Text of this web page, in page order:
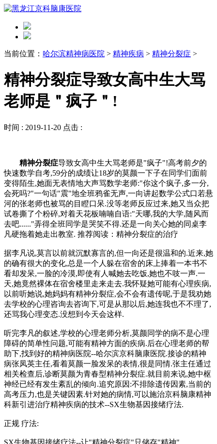
当前位置： 哈尔滨精神病医院 > 精神疾病 > 精神分裂症 >
精神分裂症导致女高中生大骂
老师是＂疯子＂!
时间 : 2019-11-20 点击 :
精神分裂症导致女高中生大骂老师是"疯子"!高考前夕的
快速数学自考,59分的成绩让18岁的莫颜一下子在同学们面前
变得陌生,她面无表情地大声骂数学老师:"你这个疯子,多一分,
会死吗?"一句话"震"地全班鸦雀无声,一向讲起数学公式口若悬
河的张老师也被骂的目瞪口呆.没等老师反应过来,她又当众把
试卷撕了个粉碎,对着天花板喃喃自语:"天哪,我的大学,随风而
去吧......"弄得全班同学是哭笑不得.还是一向关心她的同桌李
凡硬拖着她走出教室. 推荐阅读：精神分裂症的治疗
据李凡说,莫言以前就沉默寡言的,但一向还是很温和的.近来,她
的确有很大的变化,总是一个人躲在宿舍的床上捧着一本书不
看却发呆,一脸的冷漠,即使有人喊她去吃饭,她也不吱一声.一
天,她竟然裸体在宿舍楼里走来走去.我怀疑她可能有心理疾病,
以前听她说,她妈妈有精神分裂症,会不会有遗传呢,于是我劝她
去学校的心理咨询去咨询下,可是从那以后,她连我也不不理了,
还骂我心理变态.没想到今天会这样.
听完李凡的叙述,学校的心理老师分析,莫颜同学的病不是心理
障碍的简单性问题,可能有精神方面的疾病.后在心理老师的帮
助下,找到好的精神病医院--哈尔滨京科脑康医院.接诊的精神
病张凤英主任,看着莫颜一脸发呆的表情,很是同情.张主任通过
相关检查后,诊断莫颜为青春型精神分裂症.就目前来说,她中枢
神经已经有发生紊乱的倾向.追究原因:不排除遗传因素,当前的
高考压力,也是关键因素.针对她的病情,可以施治京科脑康精神
科新引进治疗精神疾病的技术--SX生物基因接绪疗法.
正规 疗法:
SX生物基因接绪疗法--让"精神分裂症"只储存"精神"